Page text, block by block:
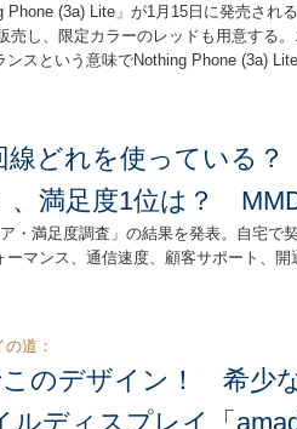
Phone (3a) Lite」が1月15日に発売され
売し、限定カラーのレッドも用意する
スという意味でNothing Phone (3a)
線どれを使っている
、満足度1位は？
・満足度調査」の結果を発表。自宅で
マンス、通信速度、顧客サポート、
道：
このデザイン！ 希少
ルディスプレイ「